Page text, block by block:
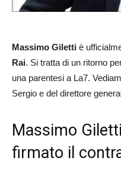
Massimo Giletti è
Rai. Si tratta di un ritorno
una parentesi a La7.
Sergio e del direttore
Massimo
firmato il